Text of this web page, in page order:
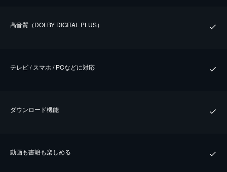
⾼⾳質（DOLBY DIGITAL PLUS）
テレビ / スマホ / PCなどに対応
ダウンロード機能
動画も書籍も楽しめる